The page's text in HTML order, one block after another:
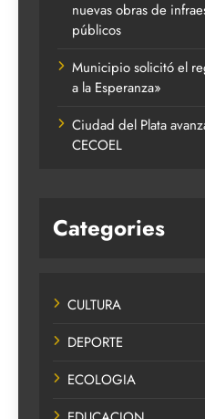
nuevas obras de
públicos
Municipio solicitó el
a la Esperanza»
Ciudad del Plata
CECOEL
Categories
CULTURA
DEPORTE
ECOLOGIA